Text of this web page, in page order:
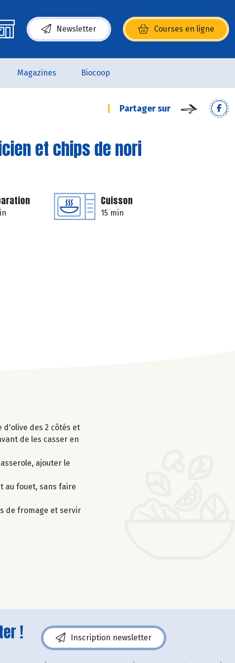
Newsletter Courses en ligne
(s’ouvre dans une nouvelle fenêtre)
Magazines Biocoop
Partager sur
et chips de nori
Cuisson
15 min
d'olive des 2 côtés et
de les casser en
ajouter le
au fouet, sans faire
de fromage et servir
! Inscription newsletter